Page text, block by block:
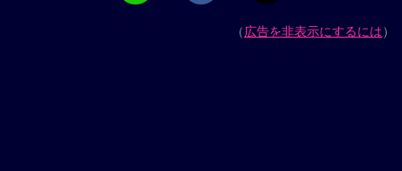
（広告を非表示にするには）